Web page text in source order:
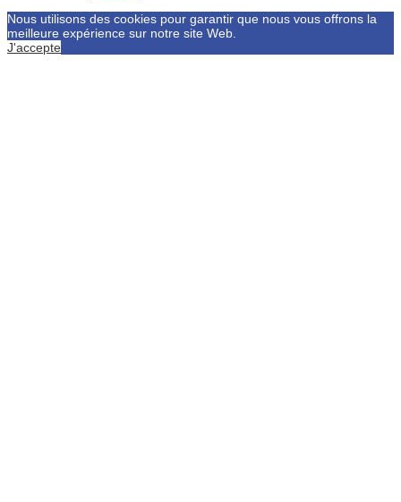
Nous utilisons des cookies pour garantir que nous vous offrons la
meilleure expérience sur notre site Web.
J'accepte